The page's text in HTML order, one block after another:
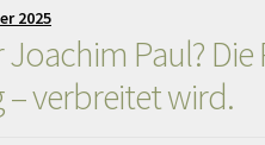
2025
Paul?
verbreitet wird.